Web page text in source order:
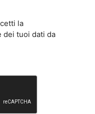
la
dei tuoi dati da